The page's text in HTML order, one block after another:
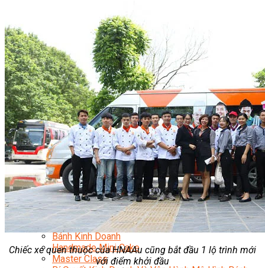
Khởi Sự Kinh Doanh Cafe – Chuỗi Cafe
Bí Quyết Khởi Nghiệp Mô Hình Đồ Uống
Kinh Doanh Mô Hình Đồ Uống Thịnh Hành
Kinh Doanh Chuỗi Và Nhượng Quyền
Tiếng Anh Chuyên Ngành Pha Chế
Học Làm Kem
Học Pha Chế Trà Sữa
Chuyên Đề Pha Chế
Video Dạy Pha Chế
Làm Bánh
Nghiệp Vụ Bếp Trưởng Bếp Bánh
Nghiệp Vụ Bếp Bánh Quốc Tế
Nghiệp Vụ Quản Lý Bếp Bánh
Nghiệp Vụ Bánh Kem
Bánh Việt
Bánh Nhật
Bánh Mì Nâng Cao
Bánh Đài Loan
Bánh Ngắn Hạn
Bánh Kinh Doanh
Handmade Mini Cake
Master Class
Chiếc xe quen thuộc của HNAAu cũng bắt đầu 1 lộ trình mới
với điểm khởi đầu